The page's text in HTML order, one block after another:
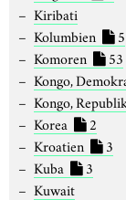
Kiribati
Kolumbien
5
Komoren
53
Kongo,
Kongo,
Korea
2
Kroatien
3
Kuba
3
Kuwait